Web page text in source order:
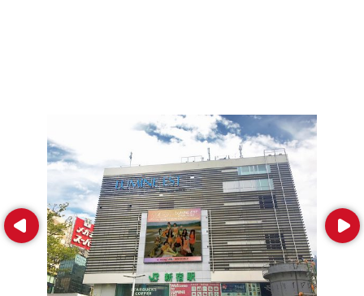
Prev Next